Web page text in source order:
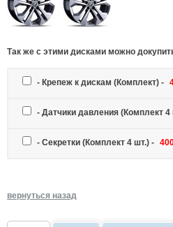
Так же c этими дисками можно
- Крепеж к дискам (Комплект) -
- Датчики давления (Комплект 4
- Секретки (Комплект 4 шт.) -
вернуться назад